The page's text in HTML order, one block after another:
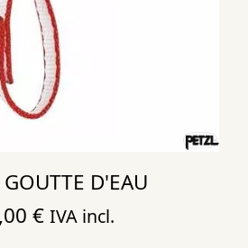
GOUTTE D'EAU
€ IVA incl.